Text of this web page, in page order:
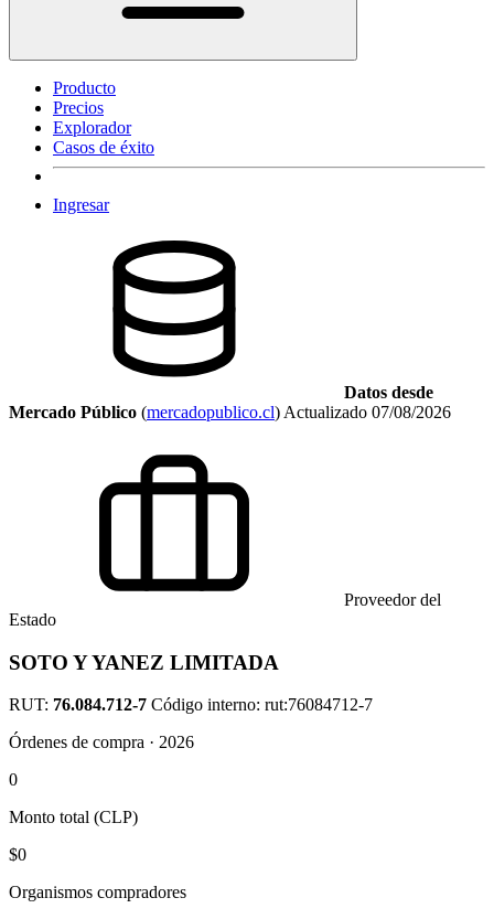
Producto
Precios
Explorador
Casos de éxito
Ingresar
Datos desde
Mercado Público (mercadopublico.cl) Actualizado 07/08/2026
Proveedor del
Estado
SOTO Y YANEZ LIMITADA
RUT: 76.084.712-7 Código interno: rut:76084712-7
Órdenes de compra · 2026
0
Monto total (CLP)
$0
Organismos compradores